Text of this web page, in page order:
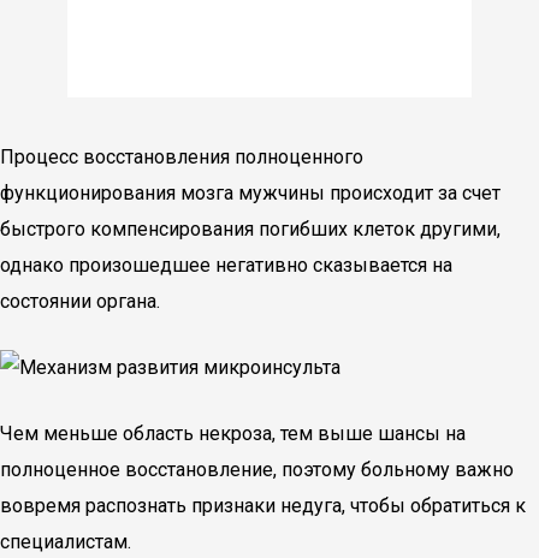
Процесс восстановления полноценного
функционирования мозга мужчины происходит за счет
быстрого компенсирования погибших клеток другими,
однако произошедшее негативно сказывается на
состоянии органа.
Чем меньше область некроза, тем выше шансы на
полноценное восстановление, поэтому больному важно
вовремя распознать признаки недуга, чтобы обратиться к
специалистам.